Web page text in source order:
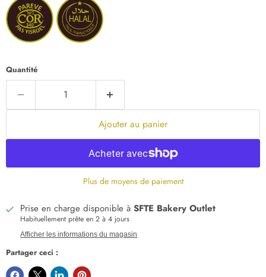
Quantité
Ajouter au panier
Plus de moyens de paiement
Prise en charge disponible àSFTE Bakery Outlet
Habituellement prête en 2 à 4 jours
Afficher les informations du magasin
Partager ceci :